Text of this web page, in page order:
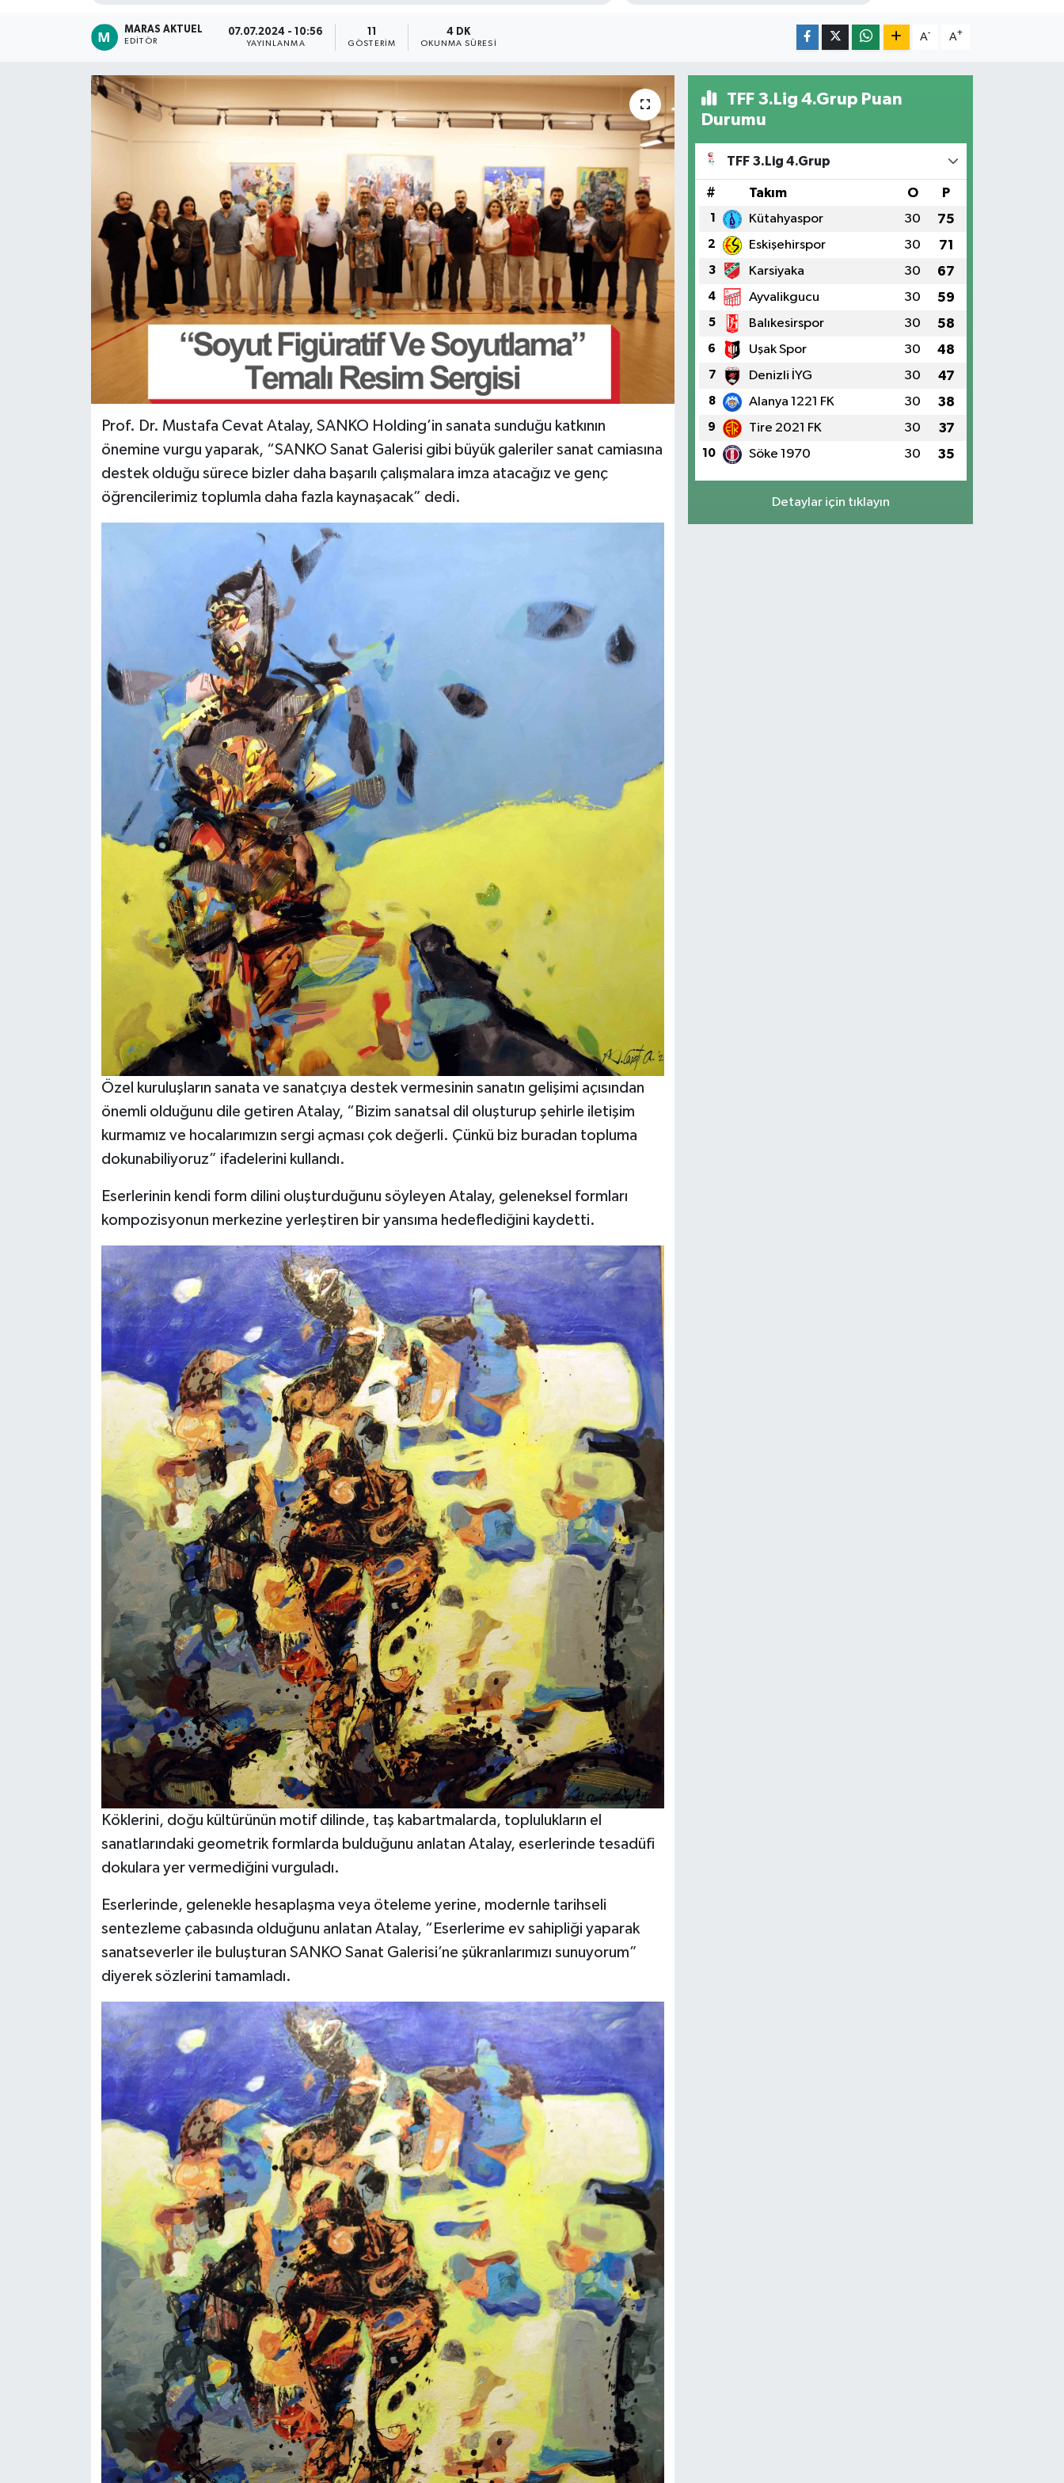
MARAS AKTUEL
EDITÖR
07.07.2024 - 10:56
YAYINLANMA
11
GÖSTERIM
4 DK
OKUNMA SÜRESI
A- A+
Prof. Dr. Mustafa Cevat Atalay, SANKO Holding’in sanata sunduğu katkının
önemine vurgu yaparak, “SANKO Sanat Galerisi gibi büyük galeriler sanat camiasına
destek olduğu sürece bizler daha başarılı çalışmalara imza atacağız ve genç
öğrencilerimiz toplumla daha fazla kaynaşacak” dedi.
Özel kuruluşların sanata ve sanatçıya destek vermesinin sanatın gelişimi açısından
önemli olduğunu dile getiren Atalay, “Bizim sanatsal dil oluşturup şehirle iletişim
kurmamız ve hocalarımızın sergi açması çok değerli. Çünkü biz buradan topluma
dokunabiliyoruz” ifadelerini kullandı.
Eserlerinin kendi form dilini oluşturduğunu söyleyen Atalay, geleneksel formları
kompozisyonun merkezine yerleştiren bir yansıma hedeflediğini kaydetti.
Köklerini, doğu kültürünün motif dilinde, taş kabartmalarda, toplulukların el
sanatlarındaki geometrik formlarda bulduğunu anlatan Atalay, eserlerinde tesadüfi
dokulara yer vermediğini vurguladı.
Eserlerinde, gelenekle hesaplaşma veya öteleme yerine, modernle tarihseli
sentezleme çabasında olduğunu anlatan Atalay, “Eserlerime ev sahipliği yaparak
sanatseverler ile buluşturan SANKO Sanat Galerisi’ne şükranlarımızı sunuyorum”
diyerek sözlerini tamamladı.
TFF 3.Lig 4.Grup Puan
Durumu
TFF 3.Lig 4.Grup
# Takım O P
1 Kütahyaspor 30 75
2 Eskişehirspor 30 71
3 Karsiyaka 30 67
4 Ayvalikgucu 30 59
5 Balıkesirspor 30 58
6 Uşak Spor 30 48
7 Denizli İYG 30 47
8 Alanya 1221 FK 30 38
9 Tire 2021 FK 30 37
10 Söke 1970 30 35
Detaylar için tıklayın